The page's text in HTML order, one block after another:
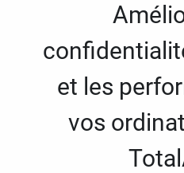
et les
vos